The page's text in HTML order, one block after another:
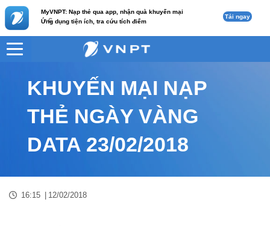
MyVNPT: Nạp thẻ qua app, nhận quà khuyến mại
Ứng dụng tiện ích, tra cứu tích điểm
c Tải ngay
VNPT Nội dung tin
KHUYẾN MẠI NẠP
THẺ NGÀY VÀNG
DATA 23/02/2018
16:15 12/02/2018